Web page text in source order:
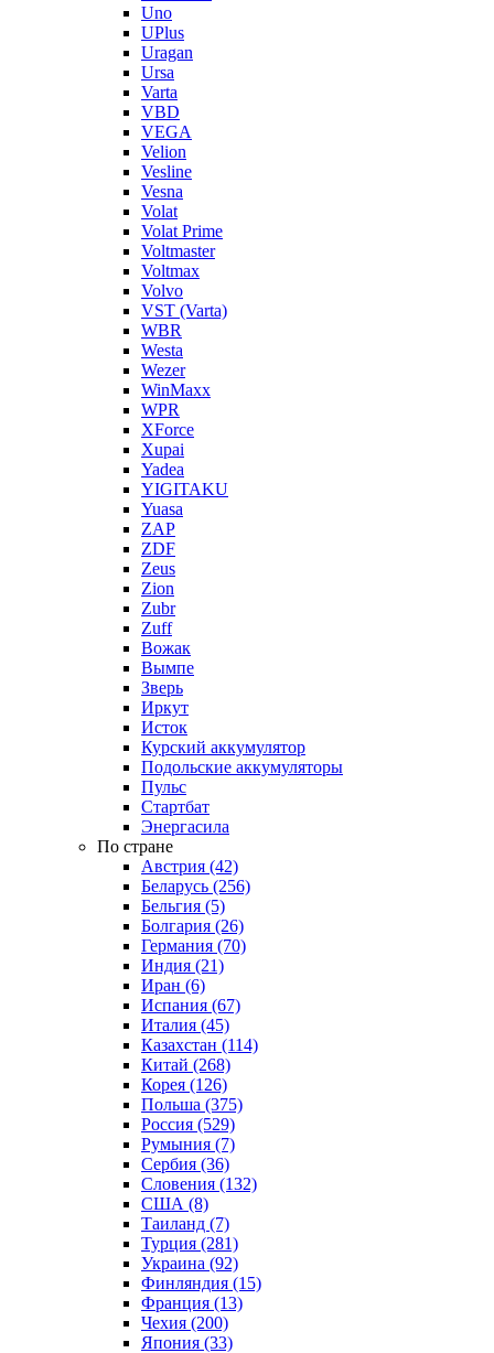
Uno
UPlus
Uragan
Ursa
Varta
VBD
VEGA
Velion
Vesline
Vesna
Volat
Volat Prime
Voltmaster
Voltmax
Volvo
VST (Varta)
WBR
Westa
Wezer
WinMaxx
WPR
XForce
Xupai
Yadea
YIGITAKU
Yuasa
ZAP
ZDF
Zeus
Zion
Zubr
Zuff
Вожак
Вымпе
Зверь
Иркут
Исток
Курский аккумулятор
Подольские аккумуляторы
Пульс
Стартбат
Энергасила
По стране
Австрия (42)
Беларусь (256)
Бельгия (5)
Болгария (26)
Германия (70)
Индия (21)
Иран (6)
Испания (67)
Италия (45)
Казахстан (114)
Китай (268)
Корея (126)
Польша (375)
Россия (529)
Румыния (7)
Сербия (36)
Словения (132)
США (8)
Таиланд (7)
Турция (281)
Украина (92)
Финляндия (15)
Франция (13)
Чехия (200)
Япония (33)